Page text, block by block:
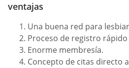
ventajas
Una buena red para
Proceso de registro rápido
Enorme membresía.
Concepto de citas directo